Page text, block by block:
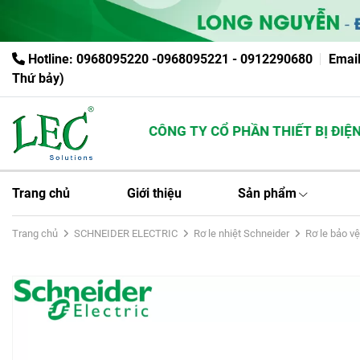
Hotline: 0968095220 -0968095221 - 0912290680
Thứ bảy)
CÔNG TY CỔ PHẦN THIẾT BỊ ĐIỆN
Trang chủ Giới thiệu Sản phẩm
Trang chủ SCHNEIDER ELECTRIC Rơ le nhiệt Schneider Rơ le bảo